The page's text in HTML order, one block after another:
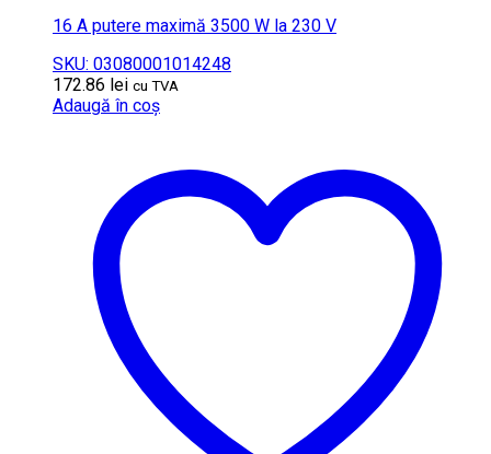
16 A putere maximă 3500 W la 230 V
SKU: 03080001014248
172.86 lei cu TVA
Adaugă în coș